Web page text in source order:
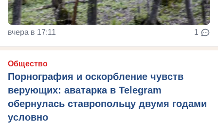
вчера в 17:11 1
Общество
Порнография и оскорбление чувств
верующих: аватарка в Telegram
обернулась ставропольцу двумя годами
условно